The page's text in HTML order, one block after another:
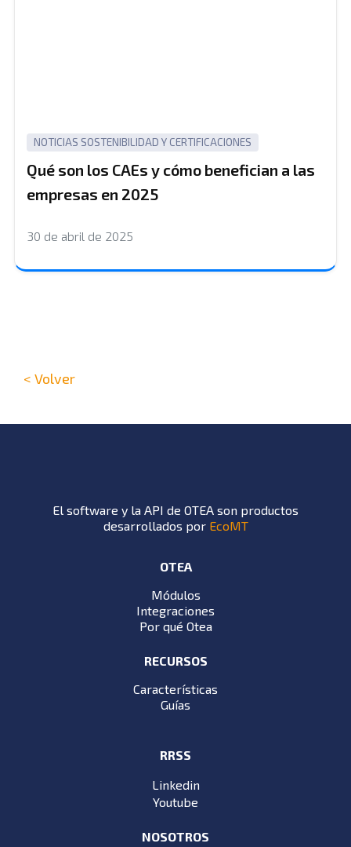
NOTICIAS SOSTENIBILIDAD Y CERTIFICACIONES
Qué son los CAEs y cómo benefician a las
empresas en 2025
30 de abril de 2025
< Volver
El software y la API de OTEA son productos
desarrollados por EcoMT
OTEA
Módulos
Integraciones
Por qué Otea
RECURSOS
Características
Guías
RRSS
Linkedin
Youtube
NOSOTROS